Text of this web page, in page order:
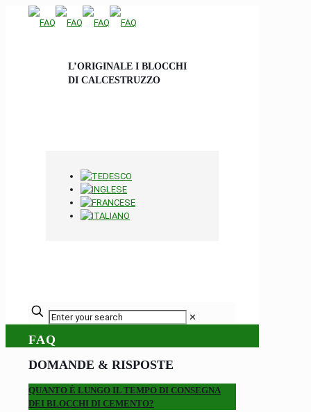
L’ORIGINALE I BLOCCHI
DI CALCESTRUZZO
✕
FAQ
DOMANDE & RISPOSTE
QUANTO È LUNGO IL TEMPO DI CONSEGNA
DEI BLOCCHI DI CEMENTO?